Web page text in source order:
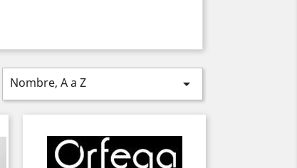
Nombre, A a Z 